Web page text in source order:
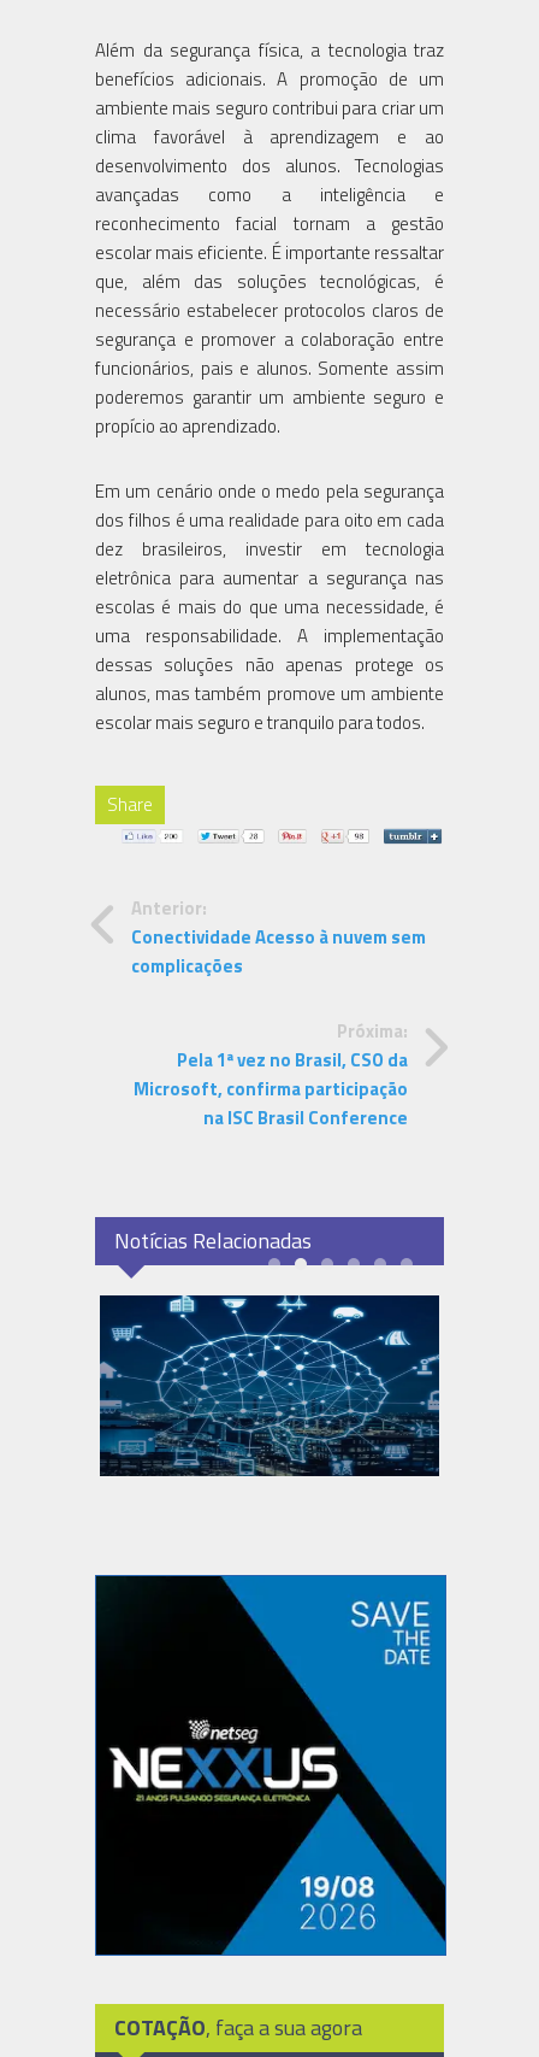
Além da segurança física, a tecnologia traz
benefícios adicionais. A promoção de um
ambiente mais seguro contribui para criar um
clima favorável à aprendizagem e ao
desenvolvimento dos alunos. Tecnologias
avançadas como a inteligência e
reconhecimento facial tornam a gestão
escolar mais eficiente. É importante ressaltar
que, além das soluções tecnológicas, é
necessário estabelecer protocolos claros de
segurança e promover a colaboração entre
funcionários, pais e alunos. Somente assim
poderemos garantir um ambiente seguro e
propício ao aprendizado.
Em um cenário onde o medo pela segurança
dos filhos é uma realidade para oito em cada
dez brasileiros, investir em tecnologia
eletrônica para aumentar a segurança nas
escolas é mais do que uma necessidade, é
uma responsabilidade. A implementação
dessas soluções não apenas protege os
alunos, mas também promove um ambiente
escolar mais seguro e tranquilo para todos.
Share
Anterior:
Conectividade Acesso à nuvem sem
complicações
Próxima:
Pela 1ª vez no Brasil, CSO da
Microsoft, confirma participação
na ISC Brasil Conference
Notícias Relacionadas
COTAÇÃO, faça a sua agora